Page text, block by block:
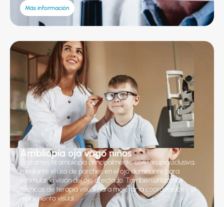
Más información
Ambliopía ojo vago niños
Tratamos la ambliopía principalmente con terapia oclusiva,
mediante el uso de parches en el ojo dominante para
estimular la visión del ojo afectado. También utilizamos
técnicas de terapia visual para mejorar la coordinación y el
rendimiento visual.